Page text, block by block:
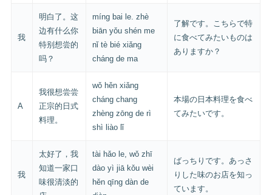
我
明白了。这
边有什么你
特别想尝的
吗？
míng bai le. zhè
biān yǒu shén me
nǐ tè bié xiǎng
cháng de ma
了解です。こちらで特
に食べてみたいものは
ありますか？
A
我很想尝尝
正宗的日式
料理。
wǒ hěn xiǎng
cháng chang
zhèng zōng de rì
shì liào lǐ
本場の日本料理を食べ
てみたいです。
我
太好了，我
知道一家口
味很清淡的
tài hǎo le, wǒ zhī
dào yì jiā kǒu wèi
hěn qīng dàn de
ばっちりです。あっさ
りした味のお店を知っ
ています。